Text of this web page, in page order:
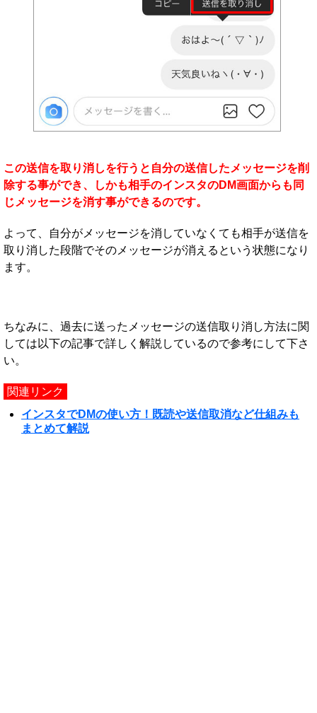
この送信を取り消しを行うと自分の送信したメッセージを削
除する事ができ、しかも相手のインスタのDM画面からも同
じメッセージを消す事ができるのです。
よって、自分がメッセージを消していなくても相手が送信を
取り消した段階でそのメッセージが消えるという状態になり
ます。
ちなみに、過去に送ったメッセージの送信取り消し方法に関
しては以下の記事で詳しく解説しているので参考にして下さ
い。
関連リンク
インスタでDMの使い方！既読や送信取消など仕組みも
まとめて解説